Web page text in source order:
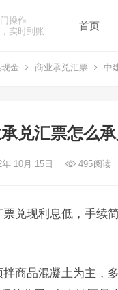
操作
实时到账
首页
金 商业承兑汇票 中
兑汇票怎么
10月 15日 495阅读
兑现利息低，手续
商品混凝土为主，